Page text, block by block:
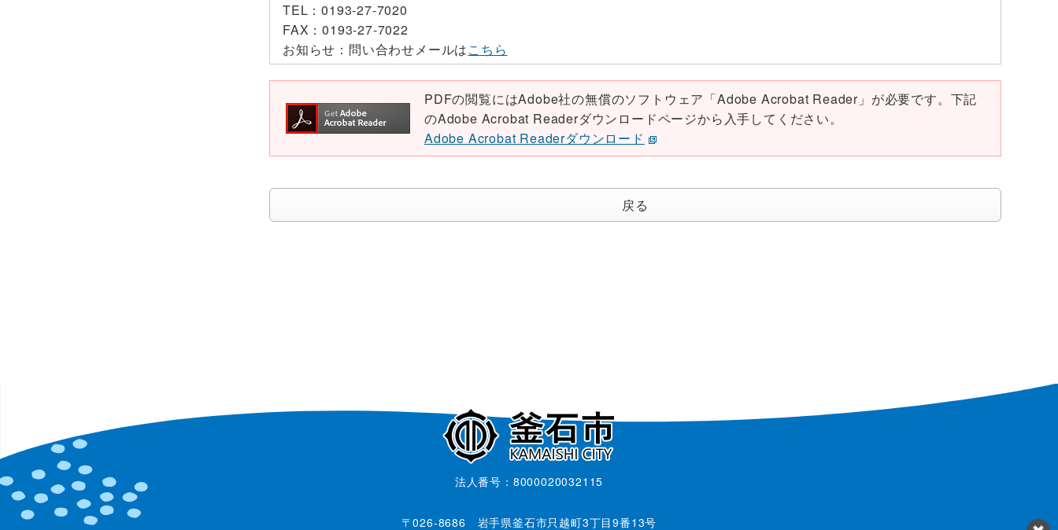
TEL：0193-27-7020
FAX：0193-27-7022
お知らせ： 問い合わせメールはこちら
PDFの閲覧にはAdobe社の無償のソフトウェア「Adobe Acrobat Reader」が必要です。下記
のAdobe Acrobat Readerダウンロードページから入手してください。
Adobe Acrobat Readerダウンロード
戻る
法人番号：8000020032115
〒026-8686 岩手県釜石市只越町3丁目9番13号